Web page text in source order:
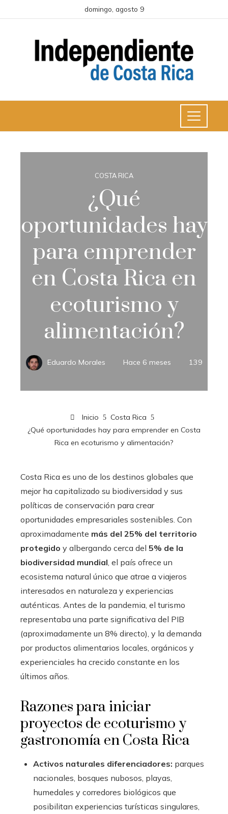
domingo, agosto 9
COSTA RICA
¿Qué
oportunidades hay
para emprender
en Costa Rica en
ecoturismo y
alimentación?
Eduardo Morales Hace 6 meses 139
Inicio
Costa Rica
¿Qué oportunidades hay para emprender en Costa
Rica en ecoturismo y alimentación?
Costa Rica es uno de los destinos globales que
mejor ha capitalizado su biodiversidad y sus
políticas de conservación para crear
oportunidades empresariales sostenibles. Con
aproximadamente más del 25% del territorio
protegido y albergando cerca del 5% de la
biodiversidad mundial, el país ofrece un
ecosistema natural único que atrae a viajeros
interesados en naturaleza y experiencias
auténticas. Antes de la pandemia, el turismo
representaba una parte significativa del PIB
(aproximadamente un 8% directo), y la demanda
por productos alimentarios locales, orgánicos y
experienciales ha crecido constante en los
últimos años.
Razones para iniciar
proyectos de ecoturismo y
gastronomía en Costa Rica
Activos naturales diferenciadores: parques
nacionales, bosques nubosos, playas,
humedales y corredores biológicos que
posibilitan experiencias turísticas singulares,